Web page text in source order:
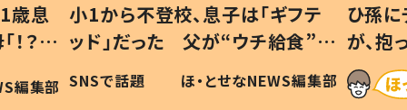
歳息
？」
編集部
小1から不登校、息子は「ギフテ
ッド」だった 父が“ウチ給食”を
作り続ける理由とは #令和の親
#令和の子
SNSで話題 ほ・とせなNEWS編集部
ひ孫
が、
「涙が
い」